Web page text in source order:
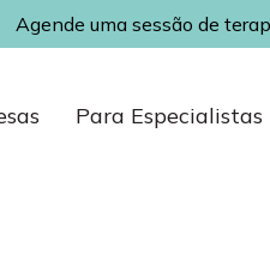
Agende uma sessão de
Para Especialistas